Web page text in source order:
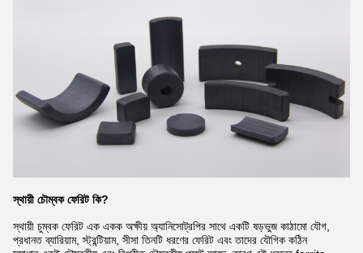
স্থায়ী চৌম্বক ফেরিট কি?
স্থায়ী চুম্বক ফেরিট এক একক অক্ষীয় অ্যানিসোট্রপির সাথে একটি ষড়ভুজ কাঠামো যৌগ,
প্রধানত ব্যারিয়াম, স্ট্রন্টিয়াম, সীসা তিনটি ধরণের ফেরিট এবং তাদের যৌগিক কঠিন